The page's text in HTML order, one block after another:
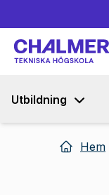
Utbildning
Hem